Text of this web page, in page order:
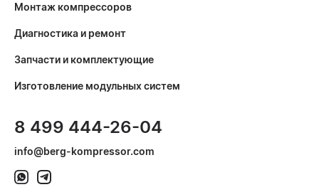
Монтаж компрессоров
Диагностика и ремонт
Запчасти и комплектующие
Изготовление модульных систем
8 499 444-26-04
info@berg-kompressor.com